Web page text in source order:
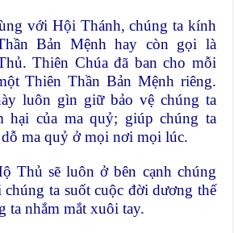
với Hội Thánh, chúng ta kính
Bản Mệnh hay còn gọi là
Thiên Chúa đã ban cho mỗi
Thiên Thần Bản Mệnh riêng.
luôn gìn giữ bảo vệ chúng ta
hại của ma quỷ; giúp chúng ta
ma quỷ ở mọi nơi mọi lúc.
Thủ sẽ luôn ở bên cạnh chúng
ta suốt cuộc đời dương thế
ta nhắm mắt xuôi tay.